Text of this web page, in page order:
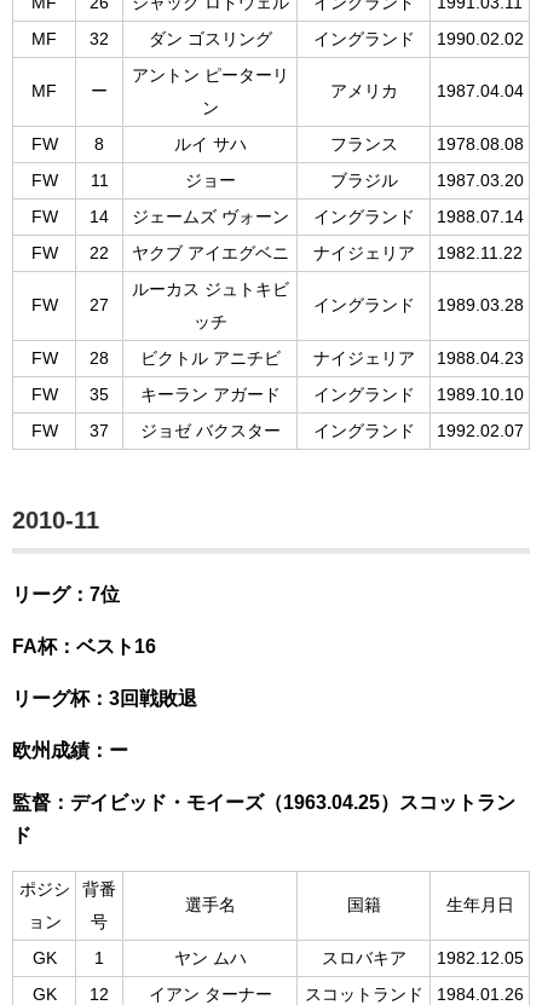
MF
32 ダン ゴスリング イングランド 1990.02.02
MF ー
アントン ピーターリ
ン
アメリカ 1987.04.04
FW 8 ルイ サハ フランス
1978.08.08
FW
11 ジョー ブラジル
1987.03.20
FW
14 ジェームズ ヴォーン イングランド
1988.07.14
FW
22 ヤクブ アイエグベニ ナイジェリア 1982.11.22
FW 27
ルーカス ジュトキビ
ッチ
イングランド 1989.03.28
FW 28 ビクトル アニチビ ナイジェリア
1988.04.23
FW
35 キーラン アガード イングランド
1989.10.10
FW
37 ジョゼ バクスター イングランド 1992.02.07
2010-11
リーグ：7位
FA杯：ベスト16
リーグ杯：3回戦敗退
欧州成績：ー
監督：デイビッド・モイーズ（1963.04.25）スコットラン
ド
ポジシ
ョン
背番
号
選手名 国籍 生年月日
GK 1 ヤン ムハ スロバキア
1982.12.05
GK
12 イアン ターナー スコットランド
1984.01.26